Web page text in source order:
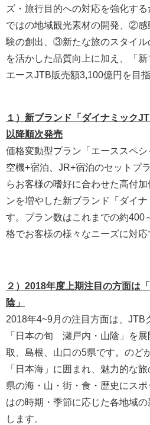
ズ・旅行目的への対応を強化す
ではの地域観光素材の開発、②
験の創出、③新たな旅のスタイ
を活かした品質向上に加え、「新
エースJTB販売額3,100億円を目指
１）新ブランド「ダイナミック
以降順次発売
価格変動型プラン「エーススペ
空機+宿泊、JR+宿泊のセットプ
らお客様の嗜好に合わせた高付
ンを増やした新ブランド「ダイ
す。プラン数はこれまでの約400
格でお客様の様々なニーズに対応
２）2018年度上期注目の方面は
陰」
2018年4~9月の注目方面は、JTB
「日本の旬 瀬戸内・山陰」を
取、島根、山口の5県です。のど
「日本海」に囲まれ、魅力的な
県の海・山・街・食・歴史にス
はの時期・季節に応じた各地域
します。